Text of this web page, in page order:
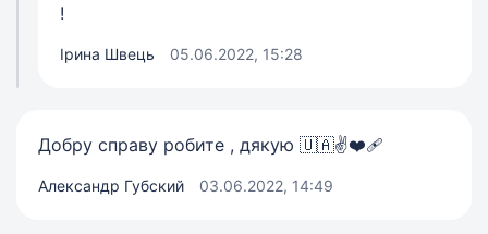
!
Ірина Швець 05.06.2022, 15:28
Добру справу робите , дякую 🇺🇦✌️❤️‍🩹
Александр Губский 03.06.2022, 14:49